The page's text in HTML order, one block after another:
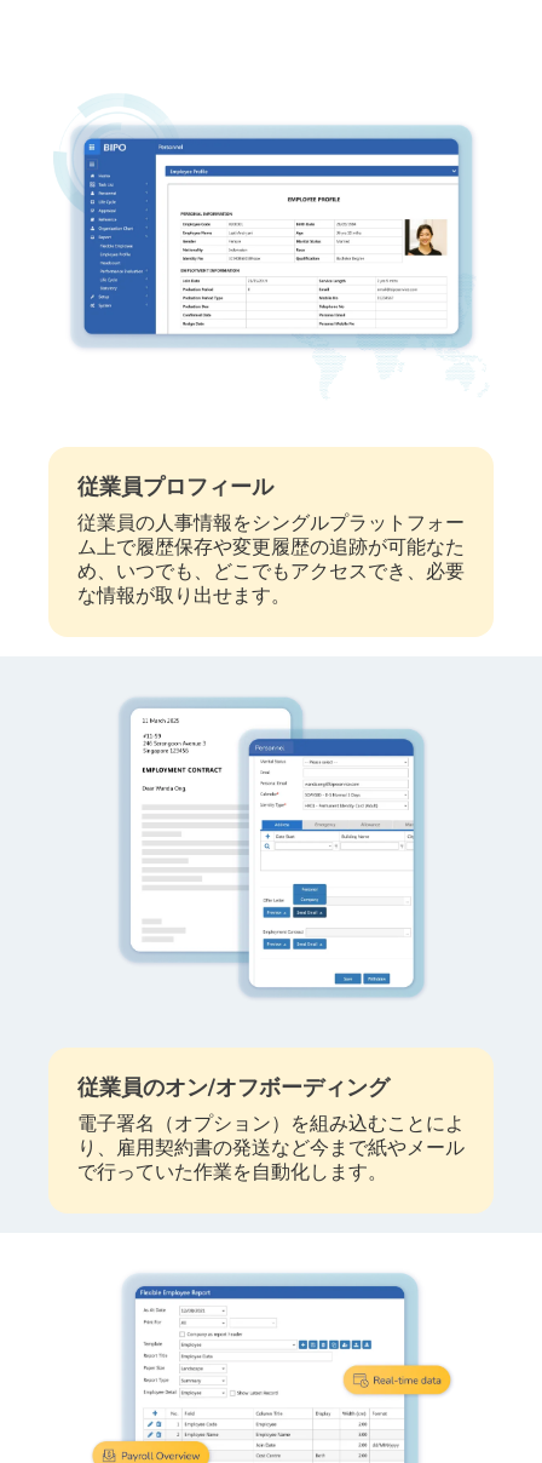
従業員プロフィール
従業員の人事情報をシングルプラットフォー
ム上で履歴保存や変更履歴の追跡が可能なた
め、いつでも、どこでもアクセスでき、必要
な情報が取り出せます。
従業員のオン/オフボーディング
電子署名（オプション）を組み込むことによ
り、雇用契約書の発送など今まで紙やメール
で行っていた作業を自動化します。